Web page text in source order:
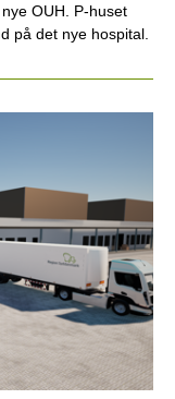
OUH. P-huset
på det nye hospital.